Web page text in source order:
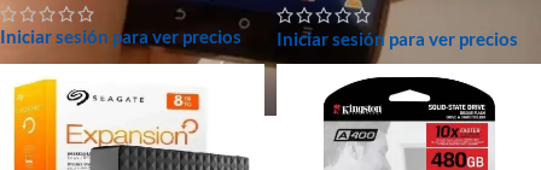
Iniciar sesión para ver precios Iniciar sesión para ver precios